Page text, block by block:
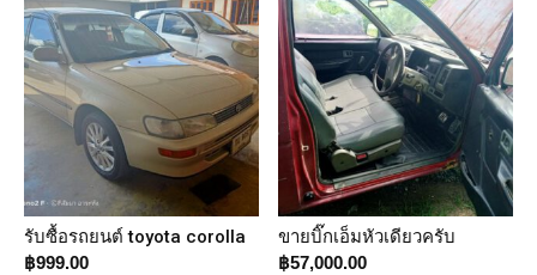
รับซื้อรถยนต์ toyota corolla
฿999.00
ขายบิ๊กเอ็มหัวเดียวครับ
฿57,000.00